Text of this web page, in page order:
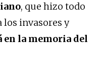
, que hizo todo
los invasores y
en la memoria del